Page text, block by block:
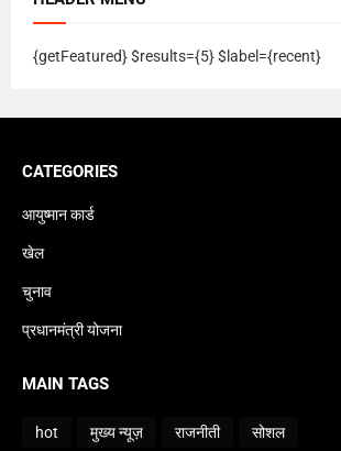
{getFeatured} $results={5} $label={recent}
CATEGORIES
आयुष्मान कार्ड
खेल
चुनाव
प्रधानमंत्री योजना
MAIN TAGS
hot मुख्य न्यूज़ राजनीती सोशल